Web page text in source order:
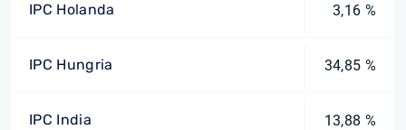
IPC Holanda 3,16 %
IPC Hungria 34,85 %
IPC India 13,88 %